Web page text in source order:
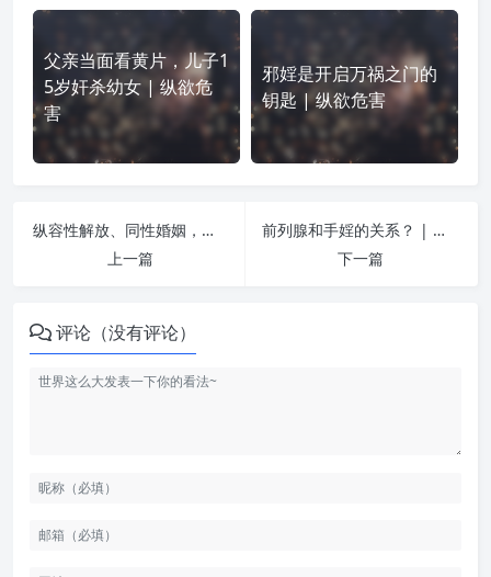
父亲当面看黄片，儿子1
5岁奸杀幼女 | 纵欲危
害
邪婬是开启万祸之门的
钥匙 | 纵欲危害
纵容性解放、同性婚姻，是怂恿一个民族慢性自杀！ | 纵欲危害
上一篇
前列腺和手婬的关系？ | 纵欲危害
下一篇
评论（没有评论）